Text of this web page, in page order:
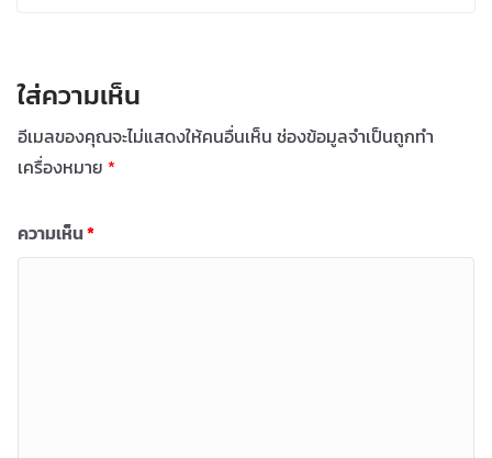
ใส่ความเห็น
อีเมลของคุณจะไม่แสดงให้คนอื่นเห็น ช่องข้อมูลจำเป็นถูกทำ
เครื่องหมาย *
ความเห็น*